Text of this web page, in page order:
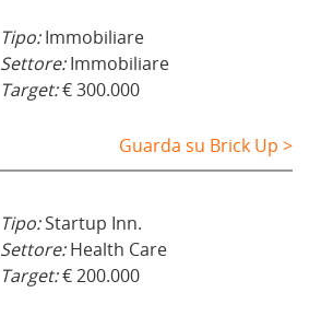
Tipo:Immobiliare
Settore:Immobiliare
Target:€ 300.000
Guarda su Brick Up >
Tipo:Startup Inn.
Settore:Health Care
Target:€ 200.000